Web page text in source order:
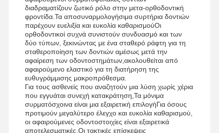
Πλήρες ακρυλικές οδοντοστοιχίες
Οδοντικές συνδέσεις ακρίβειας
Συντηρητές Οδοντιατρικού Χώρου
Ορθοδοντικές λειτουργικές συσκευές
Ορθοδοντικοί συγκρατητές
Οκλουσικός σφενδάκι
Προστάτης στόματος
διαδραματίζουν ζωτικό ρόλο στην μετα-ορθοδοντική
φροντίδα.Τα αποσυναρμολογήσιμα συρτήρια δοντιών
παρέχουν ευελιξία και ευκολία καθαρισμούΟι
ορθοδοντικοί συχνά συνιστούν συνδυασμό και των
δύο τύπων, ξεκινώντας με ένα σταθερό ράφτη για τη
σταθεροποίηση των δοντιών αμέσως μετά την
αφαίρεση των οδοντοστημάτων,ακολουθείται από
αφαιρούμενο ελαστικό για τη διατήρηση της
ευθυγράμμισης μακροπρόθεσμα.
Για τους ασθενείς που αναζητούν μια λύση χωρίς χέρια
που εγγυάται συνεχή κατακράτηση,Τα μόνιμα
συρματόσχοινα είναι μια εξαιρετική επιλογήΓια όσους
προτιμούν μεγαλύτερο έλεγχο και ευκολία καθαρισμού,
οι αφαιρούμενες οδοντοστοιχίες είναι εξαιρετικά
αποτελεσματικές.Οι τακτικές επίσκεψεις